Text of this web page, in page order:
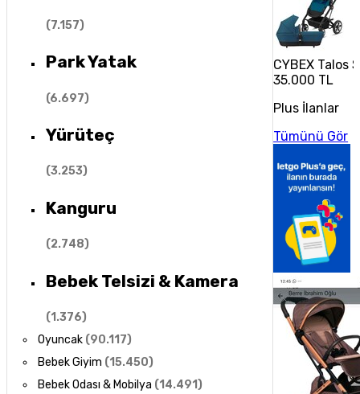
(7.157)
Park Yatak
(6.697)
Yürüteç
(3.253)
Kanguru
(2.748)
Bebek Telsizi & Kamera
(1.376)
Oyuncak (90.117)
Bebek Giyim (15.450)
Bebek Odası & Mobilya (14.491)
CYBEX Talos
35.000 TL
Plus İlanlar
Tümünü Gör